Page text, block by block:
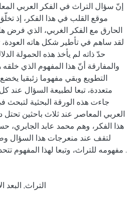
إنّ سؤال التراث في الفكر العربي
موقع القلب في هذا الفكر، إذ
الحارق مع الفكر الغربي، الذي فرض
لقد ساهم في تأطير شكل هاته
حدّ ذاته لم يأخذ هذه الحمولة
والمفارقة أنّ هذا المفهوم الذي
التطويع وبقي مفهوما زئبقيا
متعددة، تبعا لطبيعة السؤال عند
جاءت هذه الورقة البحثية لتبحث
العربي المعاصر عند ثلاث باحثين
هذا الفكر، وهم محمد عابد الجابري،
لتقف عند منعرجات هذا السؤال
مفهومه للتراث، وتبعا لهذا المفهوم تتحدد طريقة العودة أو المنهج .
التراث, البعد